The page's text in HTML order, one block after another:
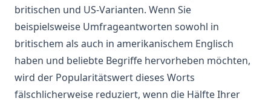
britischen und US-Varianten. Wenn Sie
beispielsweise Umfrageantworten sowohl in
britischem als auch in amerikanischem Englisch
haben und beliebte Begriffe hervorheben möchten,
wird der Popularitätswert dieses Worts
fälschlicherweise reduziert, wenn die Hälfte Ihrer